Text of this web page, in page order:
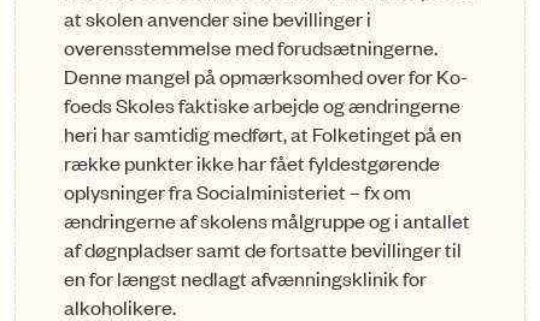
at skolen anvender sine b­evillinger i
overensstemmelse med forudsætningerne.
Denne mangel på opmærksomhed over for Ko­
foeds Skoles faktiske arbejde og ændringerne
heri har samtidig medført, at Folketinget på en
ræk­ke punkter ikke har fået fyldestgørende
oplysninger fra Socialministeriet –fx om
ændringerne af skolens målgruppe og i antallet
af døgnpladser samt de fortsatte bevillinger til
en for længst ned­lagt afvænningsklinik for
alkoholikere.